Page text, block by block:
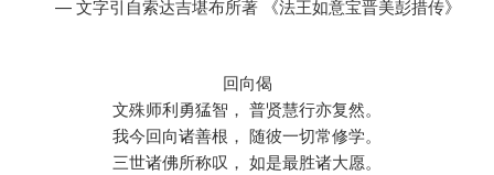
— 文字引自索达吉堪布所著 《法王如意宝晋美彭措传》
回向偈
文殊师利勇猛智， 普贤慧行亦复然。
我今回向诸善根， 随彼一切常修学。
三世诸佛所称叹， 如是最胜诸大愿。